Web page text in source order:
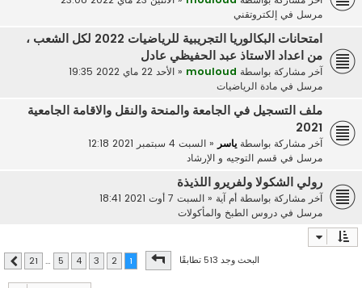
مرسل في إلكتروتقني
امتحانات البكالوريا التجريبية للرياضيات 2022 لكل الشعب ،
من اعداد الاستاذ عبد الحفيظي عادل
آخر مشاركة بواسطة mouloud
« الأحد 22 ماي 2022 19:35
مرسل في مادة الرياضيات
ملف التسجيل في الجامعة والمنحة والنقل والاقامة الجامعية
2021
آخر مشاركة بواسطة ياسر« السبت 4 سبتمبر 2021 12:18
مرسل في قسم التوجيه و الإرشاد
رولي الشكولا ولفريرو اللذيذة
آخر مشاركة بواسطة أم آية« السبت 7 أوت 2021 18:41
مرسل في دروس الطبخ والمأكولات
البحث وجد 513 تطابقًا صفحة1 من21
2
3
4
5
…
21 التالي